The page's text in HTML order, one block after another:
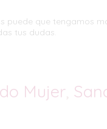
puede que tengamos
tus dudas.
Mujer